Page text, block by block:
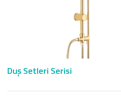
Duş Setleri Serisi